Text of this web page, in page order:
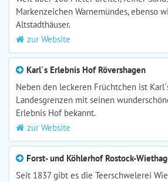
Markenzeichen Warnemündes, ebenso
Altstadthäuser.
zur Website
Karl´s Erlebnis Hof Rövershagen
Neben den leckeren Früchtchen ist
Landesgrenzen mit seinen
Erlebnis Hof bekannt.
zur Website
Forst- und Köhlerhof Rostock-
Seit 1837 gibt es die Teerschwelerei